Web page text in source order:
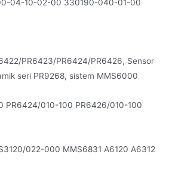
04-10-02-00 330190-040-01-00
PR6423/PR6424/PR6426, Sensor
seri PR9268, sistem MMS6000
PR6424/010-100 PR6426/010-100
022-000 MMS6831 A6120 A6312